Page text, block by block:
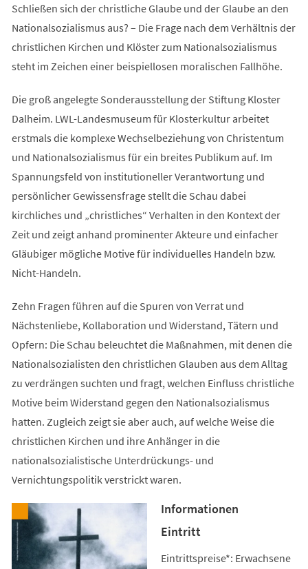
Schließen sich der christliche Glaube und der Glaube an den
Nationalsozialismus aus? – Die Frage nach dem Verhältnis der
christlichen Kirchen und Klöster zum Nationalsozialismus
steht im Zeichen einer beispiellosen moralischen Fallhöhe.
Die groß angelegte Sonderausstellung der Stiftung Kloster
Dalheim. LWL-Landesmuseum für Klosterkultur arbeitet
erstmals die komplexe Wechselbeziehung von Christentum
und Nationalsozialismus für ein breites Publikum auf. Im
Spannungsfeld von institutioneller Verantwortung und
persönlicher Gewissensfrage stellt die Schau dabei
kirchliches und „christliches“ Verhalten in den Kontext der
Zeit und zeigt anhand prominenter Akteure und einfacher
Gläubiger mögliche Motive für individuelles Handeln bzw.
Nicht-Handeln.
Zehn Fragen führen auf die Spuren von Verrat und
Nächstenliebe, Kollaboration und Widerstand, Tätern und
Opfern: Die Schau beleuchtet die Maßnahmen, mit denen die
Nationalsozialisten den christlichen Glauben aus dem Alltag
zu verdrängen suchten und fragt, welchen Einfluss christliche
Motive beim Widerstand gegen den Nationalsozialismus
hatten. Zugleich zeigt sie aber auch, auf welche Weise die
christlichen Kirchen und ihre Anhänger in die
nationalsozialistische Unterdrückungs- und
Vernichtungspolitik verstrickt waren.
Informationen
Eintritt
Eintrittspreise*: Erwachsene